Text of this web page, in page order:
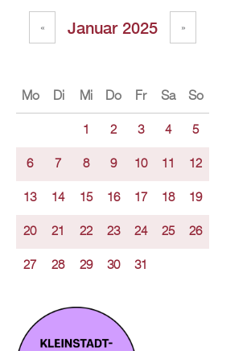
Januar 2025
« »
Mo Di Mi Do Fr Sa So
1 2 3 4 5
6 7 8 9 10 11 12
13 14 15 16 17 18 19
20 21 22 23 24 25 26
27 28 29 30 31